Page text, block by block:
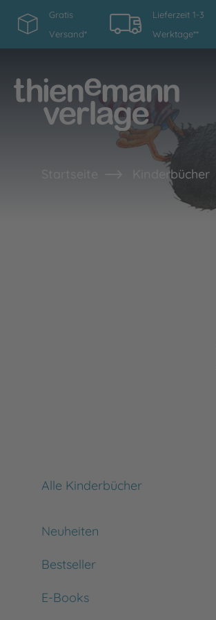
Gratis
Versand*
Lieferzeit 1-3
Werktage**
Kinderbücher
Alle Kinderbücher
Neuheiten
Bestseller
E-Books